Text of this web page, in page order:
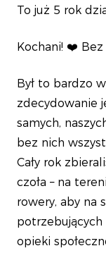
To już 5 rok
Kochani! ❤️ Bez
Był to bardzo
zdecydowanie
samych,
bez nich
Cały rok
czoła – na
rowery, aby na
opieki